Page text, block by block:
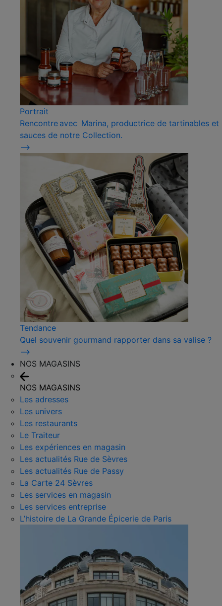
Portrait
Rencontre avec Marina, productrice de tartinables et
sauces de notre Collection.
⟶
Tendance
Quel souvenir gourmand rapporter dans sa valise ?
⟶
NOS MAGASINS
NOS MAGASINS
Les adresses
Les univers
Les restaurants
Le Traiteur
Les expériences en magasin
Les actualités Rue de Sèvres
Les actualités Rue de Passy
La Carte 24 Sèvres
Les services en magasin
Les services entreprise
L’histoire de La Grande Épicerie de Paris